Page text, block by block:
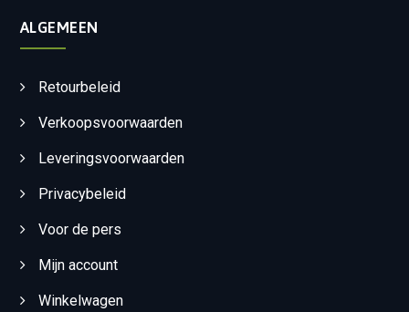
ALGEMEEN
Retourbeleid
Verkoopsvoorwaarden
Leveringsvoorwaarden
Privacybeleid
Voor de pers
Mijn account
Winkelwagen